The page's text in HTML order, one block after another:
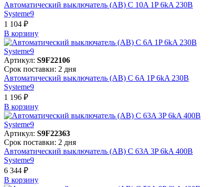
Автоматический выключатель (АВ) C 10A 1P 6kA 230В
Systeme9
1 104 ₽
В корзинy
Артикул: S9F22106
Срок поставки: 2 дня
Автоматический выключатель (АВ) C 6A 1P 6kA 230В
Systeme9
1 196 ₽
В корзинy
Артикул: S9F22363
Срок поставки: 2 дня
Автоматический выключатель (АВ) C 63A 3P 6kA 400В
Systeme9
6 344 ₽
В корзинy